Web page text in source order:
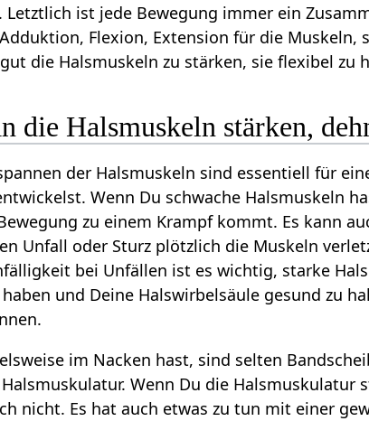
Letztlich ist jede Bewegung immer ein
Flexion, Extension für die Muskeln,
die Halsmuskeln zu stärken, sie flexibel zu
die Halsmuskeln stärken,
der Halsmuskeln sind essentiell für
Wenn Du schwache Halsmuskeln
zu einem Krampf kommt. Es kann
Unfall oder Sturz plötzlich die Muskeln
bei Unfällen ist es wichtig, starke
und Deine Halswirbelsäule gesund zu
im Nacken hast, sind selten
Wenn Du die
nicht. Es hat auch etwas zu tun mit einer